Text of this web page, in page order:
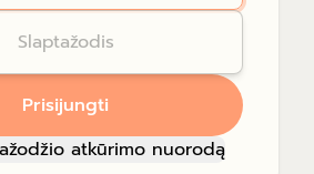
Prisijungti
atkūrimo nuorodą